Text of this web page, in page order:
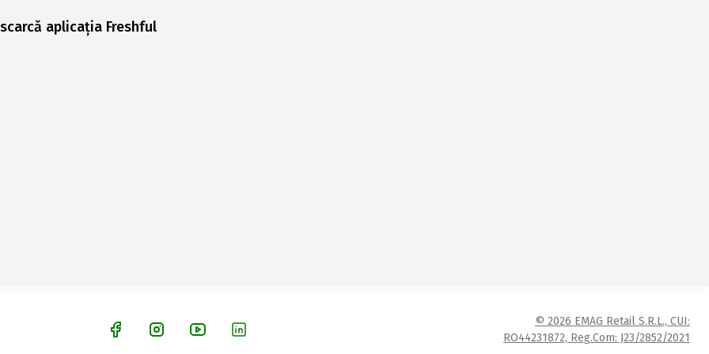
aplicația Freshful
© 2026 EMAG Retail S.R.L., CUI:
RO44231872, Reg.Com: J23/2852/2021